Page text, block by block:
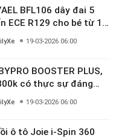
BFL106 dây đai 5
ECE R129 cho bé từ 1–
19-03-2026 06:00
BOOSTER PLUS,
có thực sự đáng
19-03-2026 06:00
ô tô Joie i-Spin 360